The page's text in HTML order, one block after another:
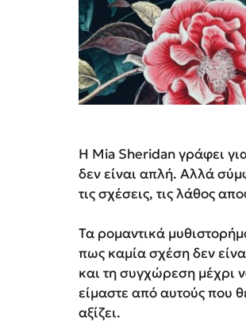
Η Mia Sheridan γράφει
δεν είναι απλή. Αλλά
τις σχέσεις, τις λάθος
Τα ρομαντικά
πως καμία σχέση δεν
και τη συγχώρεση μέχρι
είμαστε από αυτούς που
αξίζει.